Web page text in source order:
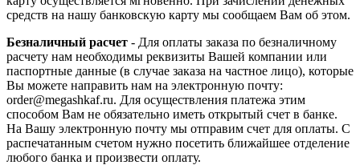
средств на нашу банковскую карту мы сообщаем Вам об этом.
Безналичный расчет - Для оплаты заказа по безналичному
расчету нам необходимы реквизиты Вашей компании или
паспортные данные (в случае заказа на частное лицо), которые
Вы можете направить нам на электронную почту:
order@megashkaf.ru. Для осуществления платежа этим
способом Вам не обязательно иметь открытый счет в банке.
На Вашу электронную почту мы отправим счет для оплаты. С
распечатанным счетом нужно посетить ближайшее отделение
любого банка и произвести оплату.